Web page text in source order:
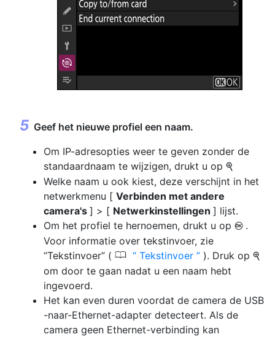
Geef het nieuwe profiel een naam.
Om IP-adresopties weer te geven zonder de
standaardnaam te wijzigen, drukt u op X
Welke naam u ook kiest, deze verschijnt in het
netwerkmenu [ Verbinden met andere
camera's ] > [ Netwerkinstellingen ] lijst.
Om het profiel te hernoemen, drukt u op J .
Voor informatie over tekstinvoer, zie
“Tekstinvoer” ( 0 Tekstinvoer ). Druk op X
om door te gaan nadat u een naam hebt
ingevoerd.
Het kan even duren voordat de camera de USB
-naar-Ethernet-adapter detecteert. Als de
camera geen Ethernet-verbinding kan